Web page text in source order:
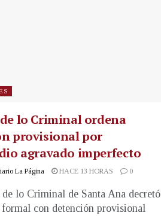
lo Criminal ordena
provisional por
agravado imperfecto
La Página HACE 13 HORAS 0
lo Criminal de Santa Ana decretó
con detención provisional